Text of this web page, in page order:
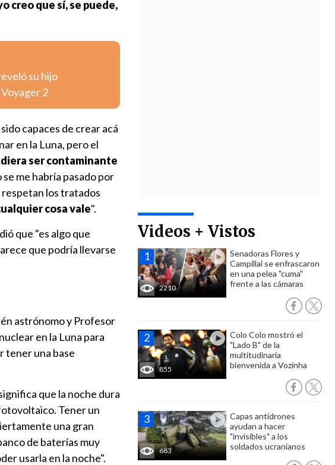
Videos + Vistos
2210
Senadoras Flores y
Campillai se enfrascaron
en una pelea "cuma"
frente a las cámaras
855
Colo Colo mostró el
"Lado B" de la
multitudinaria
bienvenida a Vozinha
683
Capas antidrones
ayudan a hacer
"invisibles" a los
soldados ucranianos
creo que sí, se puede,
su hijo
2
capaces de crear acá
en la Luna, pero el
ser contaminante
se me habría pasado por
los tratados
cosa vale".
que "es algo que
que podría llevarse
astrónomo y Profesor
en la Luna para
tener una base
que la noche dura
Tener un
una gran
de baterías muy
usarla en la noche".